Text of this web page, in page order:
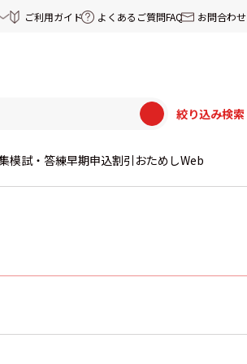
ご利用ガイド よくあるご質問FAQ お問合わせ
絞り込み検索
模試・答練早期申込割引 おためしWeb